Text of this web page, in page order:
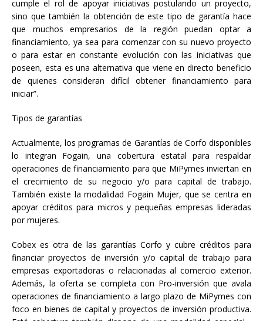
cumple el rol de apoyar iniciativas postulando un proyecto,
sino que también la obtención de este tipo de garantía hace
que muchos empresarios de la región puedan optar a
financiamiento, ya sea para comenzar con su nuevo proyecto
o para estar en constante evolución con las iniciativas que
poseen, esta es una alternativa que viene en directo beneficio
de quienes consideran difícil obtener financiamiento para
iniciar”.
Tipos de garantías
Actualmente, los programas de Garantías de Corfo disponibles
lo integran Fogain, una cobertura estatal para respaldar
operaciones de financiamiento para que MiPymes inviertan en
el crecimiento de su negocio y/o para capital de trabajo.
También existe la modalidad Fogain Mujer, que se centra en
apoyar créditos para micros y pequeñas empresas lideradas
por mujeres.
Cobex es otra de las garantías Corfo y cubre créditos para
financiar proyectos de inversión y/o capital de trabajo para
empresas exportadoras o relacionadas al comercio exterior.
Además, la oferta se completa con Pro-inversión que avala
operaciones de financiamiento a largo plazo de MiPymes con
foco en bienes de capital y proyectos de inversión productiva.